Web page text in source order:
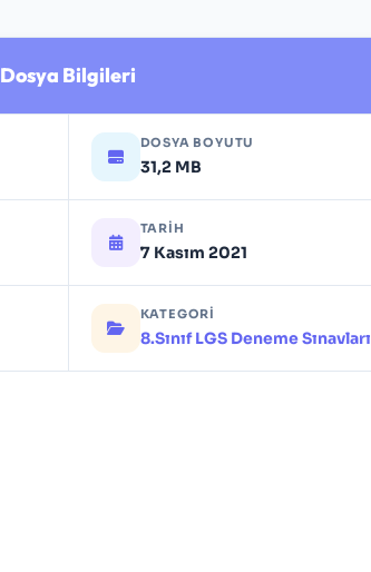
Dosya Bilgileri
DOSYA BOYUTU
31,2 MB
TARIH
7 Kasım 2021
KATEGORI
8.Sınıf LGS Deneme Sınavları